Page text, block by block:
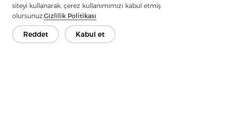
siteyi kullanarak, çerez kullanımımızı kabul etmiş
olursunuz.Gizlilik Politikası
Reddet Kabul et